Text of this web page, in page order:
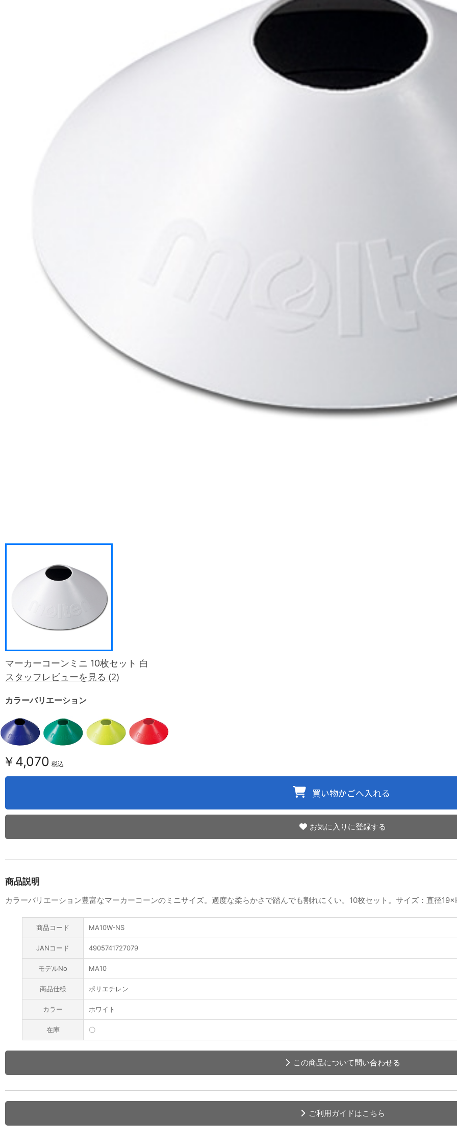
マーカーコーンミニ 10枚セット 白
スタッフレビューを見る (2)
カラーバリエーション
￥4,070 税込
お気に入りに登録する
商品説明
カラーバリエーション豊富なマーカーコーンのミニサイズ。適度な柔らかさで踏んでも割れにくい。10枚セット。サイズ：直径
商品コード MA10W-NS
JANコード 4905741727079
モデルNo MA10
商品仕様 ポリエチレン
カラー ホワイト
在庫 〇
この商品について問い合わせる
ご利用ガイドはこちら